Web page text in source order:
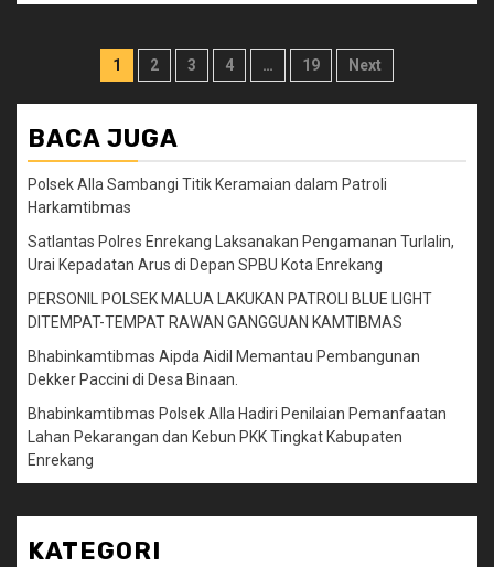
Paginasi
pos
1 2 3 4 … 19 Next
BACA JUGA
Polsek Alla Sambangi Titik Keramaian dalam Patroli
Harkamtibmas
Satlantas Polres Enrekang Laksanakan Pengamanan Turlalin,
Urai Kepadatan Arus di Depan SPBU Kota Enrekang
PERSONIL POLSEK MALUA LAKUKAN PATROLI BLUE LIGHT
DITEMPAT-TEMPAT RAWAN GANGGUAN KAMTIBMAS
Bhabinkamtibmas Aipda Aidil Memantau Pembangunan
Dekker Paccini di Desa Binaan.
Bhabinkamtibmas Polsek Alla Hadiri Penilaian Pemanfaatan
Lahan Pekarangan dan Kebun PKK Tingkat Kabupaten
Enrekang
KATEGORI